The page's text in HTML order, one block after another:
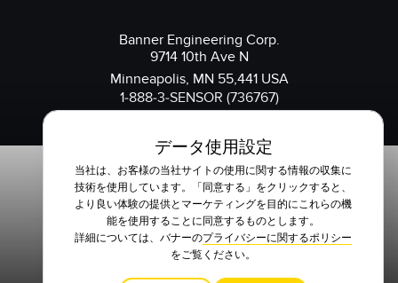
Banner Engineering Corp.
9714 10th Ave N
Minneapolis, MN 55,441 USA
1-888-3-SENSOR (736767)
データ使用設定
当社は、お客様の当社サイトの使用に関する情報の収集に
技術を使用しています。「同意する」をクリックすると、
より良い体験の提供とマーケティングを目的にこれらの機
能を使用することに同意するものとします。
詳細については、バナーのプライバシーに関するポリシー
をご覧ください。